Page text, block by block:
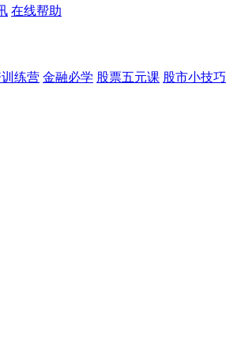
在线帮助
练营 金融必学 股票五元课 股市小技巧